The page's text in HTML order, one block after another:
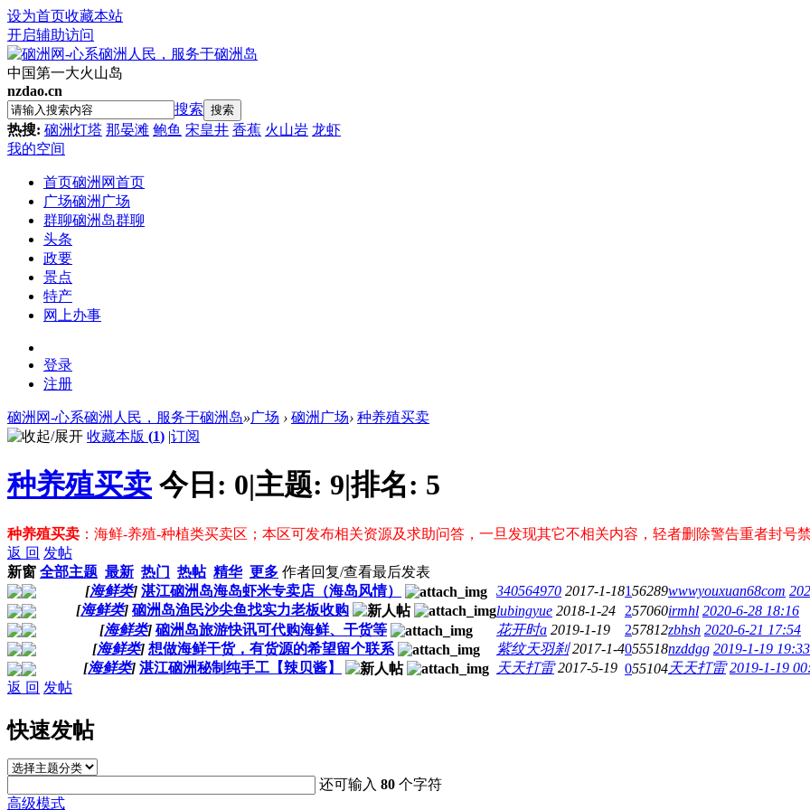
设为首页收藏本站
开启辅助访问
中国第一大火山岛
nzdao.cn
搜索 搜索
热搜: 硇洲灯塔 那晏滩 鲍鱼 宋皇井 香蕉 火山岩 龙虾
我的空间
首页硇洲网首页
广场硇洲广场
群聊硇洲岛群聊
头条
政要
景点
特产
网上办事
登录
注册
硇洲网-心系硇洲人民，服务于硇洲岛»广场 › 硇洲广场› 种养殖买卖
收藏本版 (1) |订阅
种养殖买卖 今日: 0|主题: 9|排名: 5
种养殖买卖 ：海鲜-养殖-种植类买卖区；本区可发布相关资源及求助问答，一旦发现其它不相关内容，轻者删除警告重者封号禁
返 回 发帖
新窗 全部主题 最新 热门 热帖 精华 更多 作者回复/查看最后发表
[海鲜类] 湛江硇洲岛海岛虾米专卖店（海岛风情） 340564970 2017-1-18156289wwwyouxuan68com
[海鲜类] 硇洲岛渔民沙尖鱼找实力老板收购 lubingyue 2018-1-24 257060irmhl 2020-6-28 18:16
[海鲜类] 硇洲岛旅游快讯可代购海鲜、干货等 花开时a 2019-1-19 257812zbhsh 2020-6-21 17:54
[海鲜类] 想做海鲜干货，有货源的希望留个联系 紫纹天羽刹 2017-1-4055518nzddgg 2019-1-19 19:33
[海鲜类] 湛江硇洲秘制纯手工【辣贝酱】 天天打雷 2017-5-19 055104天天打雷 2019-1-19
返 回 发帖
快速发帖
还可输入80 个字符
高级模式